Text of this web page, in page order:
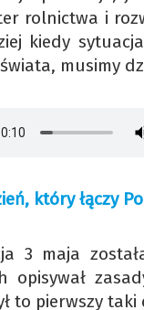
rolnictwa i
kiedy
musimy
który łączy
3 maja
opisywał
to pierwszy